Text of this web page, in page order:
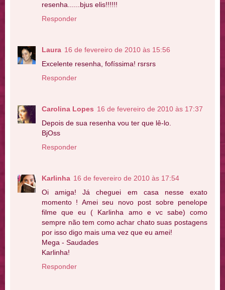
resenha......bjus elis!!!!!!
Responder
Laura 16 de fevereiro de 2010 às 15:56
Excelente resenha, fofíssima! rsrsrs
Responder
Carolina Lopes 16 de fevereiro de 2010 às 17:37
Depois de sua resenha vou ter que lê-lo.
BjOss
Responder
Karlinha 16 de fevereiro de 2010 às 17:54
Oi amiga! Já cheguei em casa nesse exato
momento ! Amei seu novo post sobre penelope
filme que eu ( Karlinha amo e vc sabe) como
sempre não tem como achar chato suas postagens
por isso digo mais uma vez que eu amei!
Mega - Saudades
Karlinha!
Responder